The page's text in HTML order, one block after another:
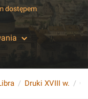
dostępem
Druki XVIII w.